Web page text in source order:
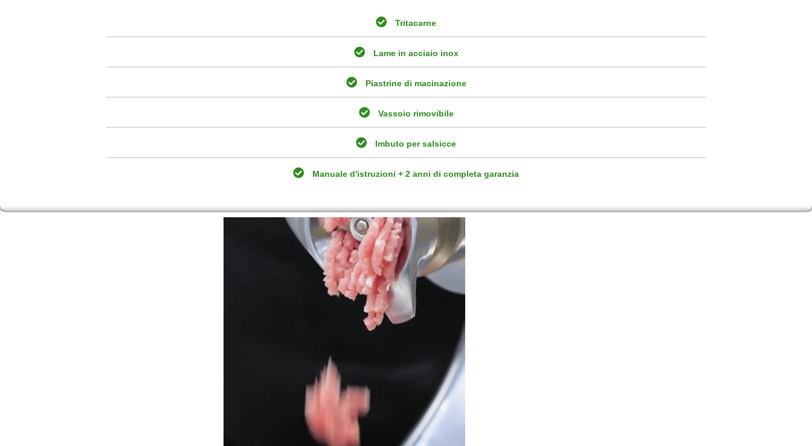
Tritacarne
Lame in acciaio inox
Piastrine di macinazione
Vassoio rimovibile
Imbuto per salsicce
Manuale d'istruzioni + 2 anni di completa garanzia